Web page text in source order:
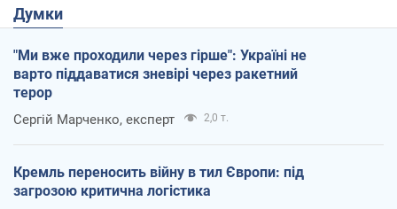
Думки
"Ми вже проходили через гірше": Україні не
варто піддаватися зневірі через ракетний
терор
Сергій Марченко, експерт 2,0 т.
Кремль переносить війну в тил Європи: під
загрозою критична логістика